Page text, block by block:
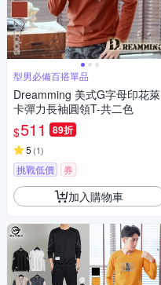
型男必備百搭單品
Dreamming 美式G字母印花萊
卡彈力長袖圓領T-共二色
$511 89折
5 (1)
挑戰低價 券
加入購物車